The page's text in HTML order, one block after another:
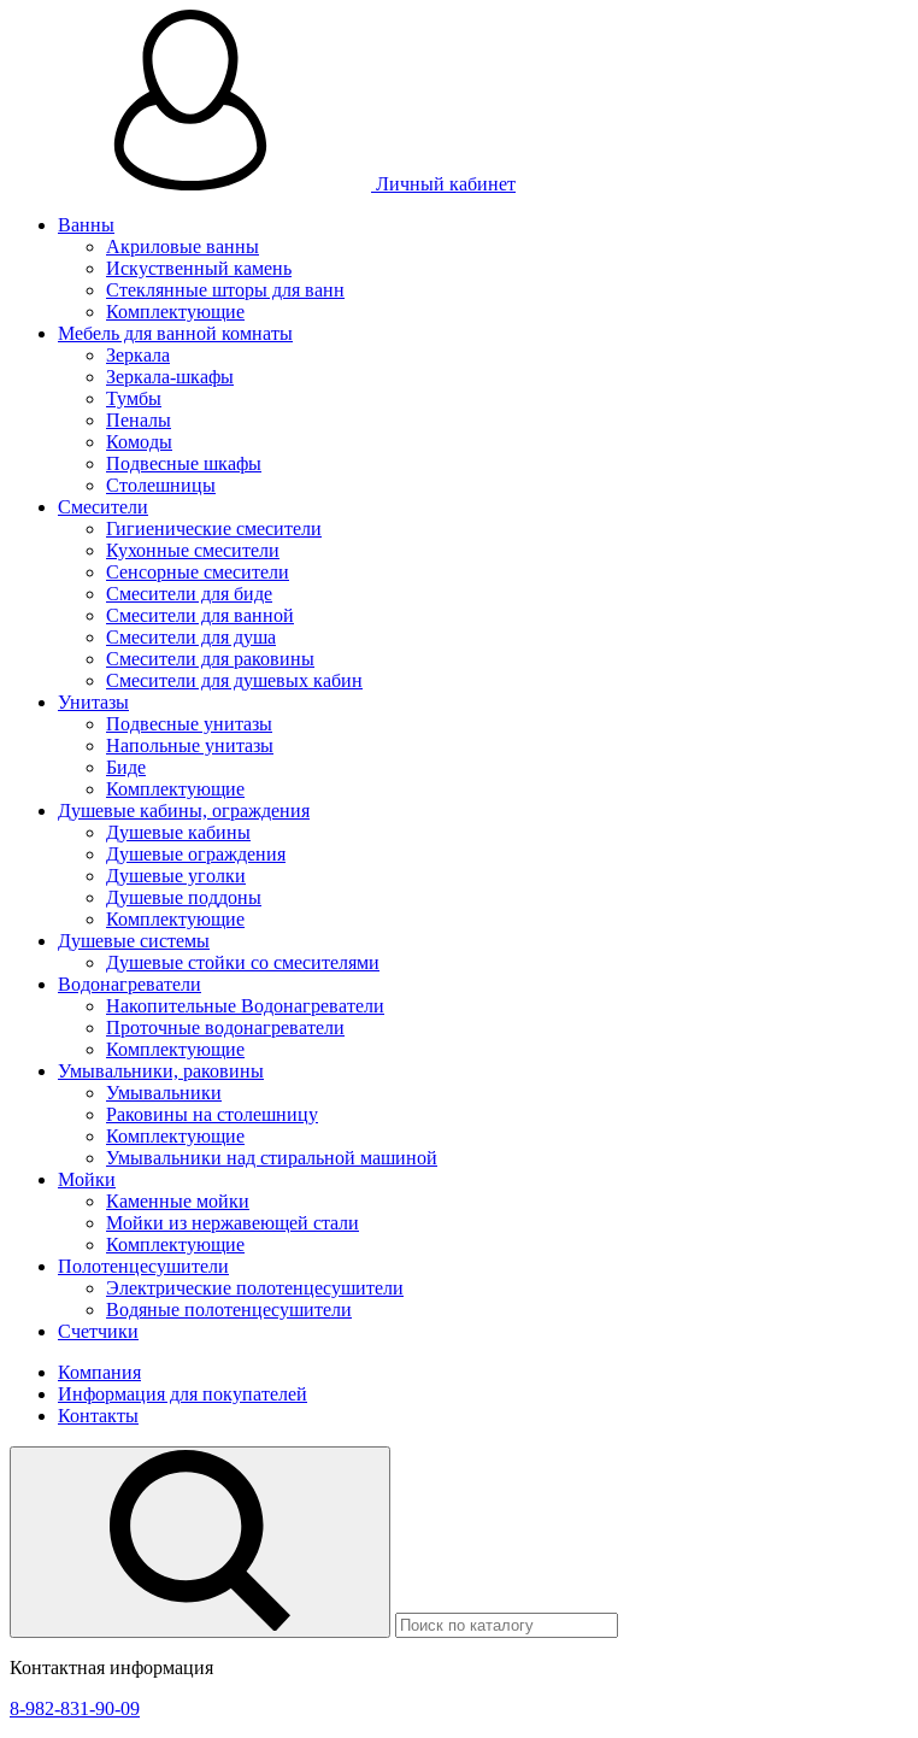
Личный кабинет
Ванны
Акриловые ванны
Искуственный камень
Стеклянные шторы для ванн
Комплектующие
Мебель для ванной комнаты
Зеркала
Зеркала-шкафы
Тумбы
Пеналы
Комоды
Подвесные шкафы
Столешницы
Смесители
Гигиенические смесители
Кухонные смесители
Сенсорные смесители
Смесители для биде
Смесители для ванной
Смесители для душа
Смесители для раковины
Смесители для душевых кабин
Унитазы
Подвесные унитазы
Напольные унитазы
Биде
Комплектующие
Душевые кабины, ограждения
Душевые кабины
Душевые ограждения
Душевые уголки
Душевые поддоны
Комплектующие
Душевые системы
Душевые стойки со смесителями
Водонагреватели
Накопительные Водонагреватели
Проточные водонагреватели
Комплектующие
Умывальники, раковины
Умывальники
Раковины на столешницу
Комплектующие
Умывальники над стиральной машиной
Мойки
Каменные мойки
Мойки из нержавеющей стали
Комплектующие
Полотенцесушители
Электрические полотенцесушители
Водяные полотенцесушители
Счетчики
Компания
Информация для покупателей
Контакты
Контактная информация
8-982-831-90-09